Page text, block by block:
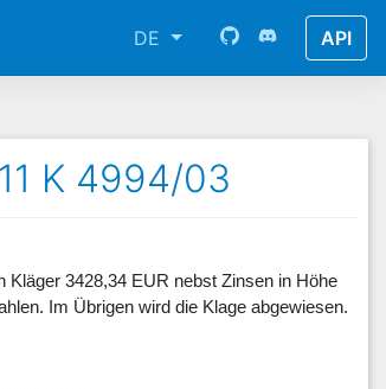
DE API
K 4994/03
Kläger 3428,34 EUR nebst Zinsen in Höhe
Im Übrigen wird die Klage abgewiesen.